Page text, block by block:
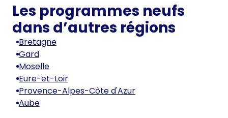
Les programmes neufs
dans d’autres régions
Bretagne
Gard
Moselle
Eure-et-Loir
Provence-Alpes-Côte d'Azur
Aube